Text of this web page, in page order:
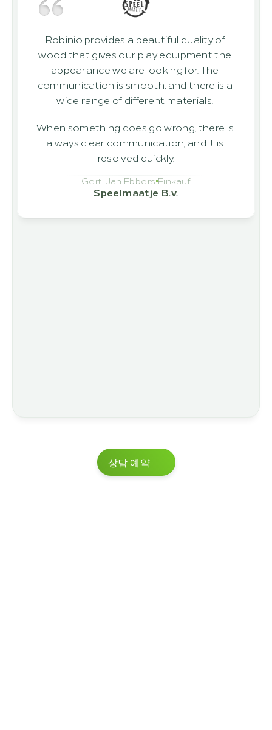
Robinio provides a beautiful quality of
wood that gives our play equipment the
appearance we are looking for. The
communication is smooth, and there is a
wide range of different materials.
When something does go wrong, there is
always clear communication, and it is
resolved quickly.
Gert-Jan Ebbers Einkauf
Speelmaatje B.v.
상담 예약